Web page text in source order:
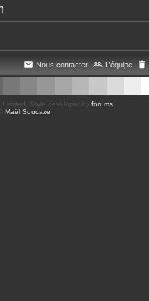
L’équipe
Nous contacter
Limited , Style developer by forums
Maël Soucaze